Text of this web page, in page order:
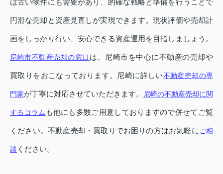
は古い物件にも需要があり、的確な戦略と準備を行うことで
円滑な売却と資産見直しが実現できます。現状評価や売却計
画をしっかり行い、安心できる資産運用を目指しましょう。
尼崎市不動産売却の窓口 は、尼崎市を中心に不動産の売却や
買取りをおこなっております。尼崎に詳しい不動産売却の専
門家が丁寧に対応させていただきます。 尼崎の不動産売却に関
するコラム も他にも多数ご用意しておりますので併せてご覧
ください。不動産売却・買取りでお困りの方はお気軽に ご相
談 ください。